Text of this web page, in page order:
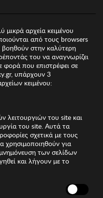
μικρά αρχεία κειμένου
από τους browsers
στην καλύτερη
του να αναγνωρίζει
φορά που επιστρέφει σε
υπάρχουν 3
κειμένου:
λειτουργιών του site και
του site. Αυτά τα
σχετικά με τους
χρησιμοποιηθούν για
των σελίδων
και λήγουν με το